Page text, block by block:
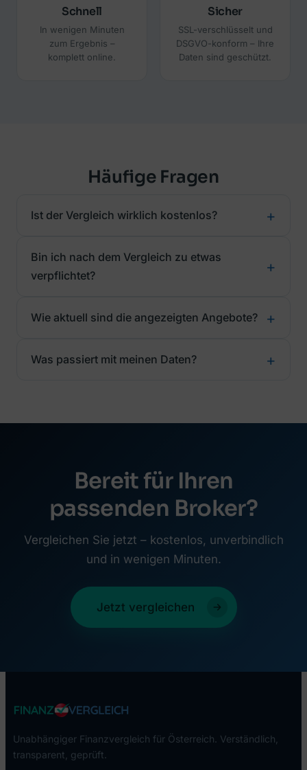
Schnell
In wenigen Minuten
zum Ergebnis –
komplett online.
Sicher
SSL-verschlüsselt und
DSGVO-konform – Ihre
Daten sind geschützt.
Häufige Fragen
Ist der Vergleich wirklich kostenlos?
Bin ich nach dem Vergleich zu etwas
verpflichtet?
Wie aktuell sind die angezeigten Angebote?
Was passiert mit meinen Daten?
Bereit für Ihren
passenden Broker?
Vergleichen Sie jetzt – kostenlos, unverbindlich
und in wenigen Minuten.
Jetzt vergleichen
Unabhängiger Finanzvergleich für Österreich. Verständlich,
transparent, geprüft.